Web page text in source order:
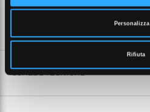
Personalizza
Rifiuta
CARATTERISTICHE TECNICHE